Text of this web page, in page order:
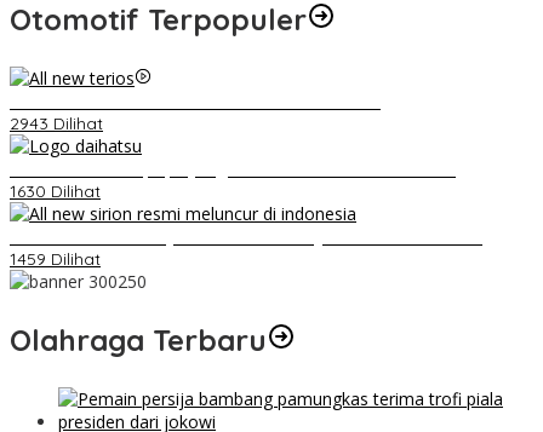
Otomotif Terpopuler
2943 Dilihat
1630 Dilihat
1459 Dilihat
Olahraga Terbaru